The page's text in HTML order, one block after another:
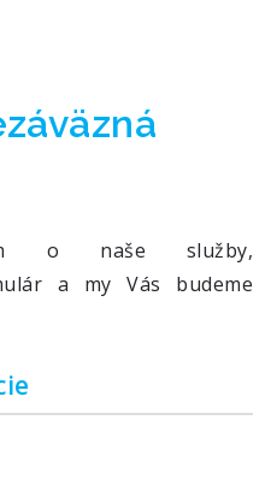
o naše služby,
a my Vás budeme